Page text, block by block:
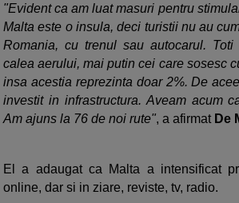
"Evident ca am luat masuri pentru
Malta este o insula, deci turistii nu au
Romania, cu trenul sau autocarul.
calea aerului,mai putin cei care sosesc
insa acestia reprezinta doar 2%. De
investit in infrastructura. Aveam acum
Am ajuns la 76 de noi rute", a afirmat De
El a adaugat ca Malta a intensificat
online, dar si in ziare, reviste, tv, radio.